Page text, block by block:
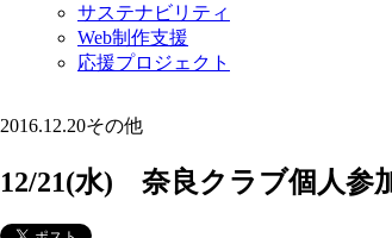
サステナビリティ
Web制作支援
応援プロジェクト
2016.12.20その他
12/21(水) 奈良クラブ個人参